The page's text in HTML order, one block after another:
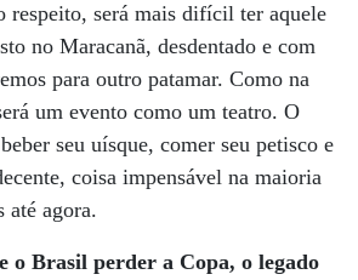
respeito, será mais difícil ter aquele
no Maracanã, desdentado e com
para outro patamar. Como na
um evento como um teatro. O
seu uísque, comer seu petisco e
coisa impensável na maioria
até agora.
o Brasil perder a Copa, o legado